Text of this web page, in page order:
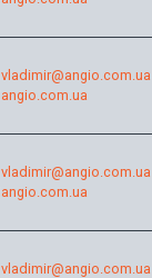
vladimir@angio.com.ua
angio.com.ua
vladimir@angio.com.ua
angio.com.ua
vladimir@angio.com.ua